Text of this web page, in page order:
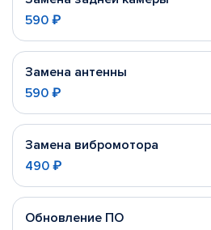
590 ₽
Замена антенны
590 ₽
Замена вибромотора
490 ₽
Обновление ПО